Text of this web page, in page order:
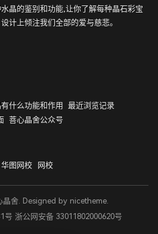
晶的鉴别和功能,让你了解每种晶石彩宝
计上倾注我们全部的爱与慈悲。
什么功能和作用
最近浏览记录
菩心晶舍公众号
华图网校 网校
晶舍 . Designed by nicetheme
号 浙公网安备 33011802000620号